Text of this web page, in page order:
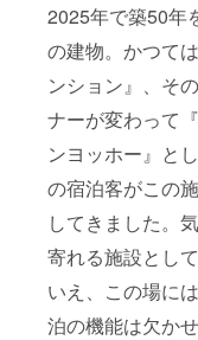
2025年で築50年
の建物。かつて
ンション』、そ
ナーが変わって
ンヨッホー』と
の宿泊客がこの
してきました。
寄れる施設とし
いえ、この場に
泊の機能は欠かせ